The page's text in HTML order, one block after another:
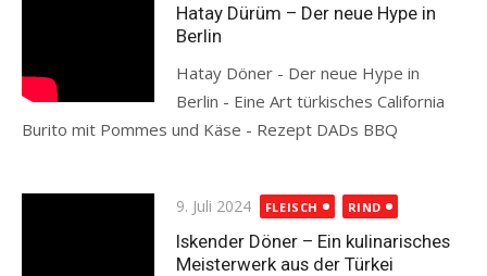
Hatay Dürüm – Der neue Hype in
Berlin
Hatay Döner - Der neue Hype in
Berlin - Eine Art türkisches California
Burito mit Pommes und Käse - Rezept DADs BBQ
Posted
on
9. Juli 2024 FLEISCH RIND
Iskender Döner – Ein kulinarisches
Meisterwerk aus der Türkei